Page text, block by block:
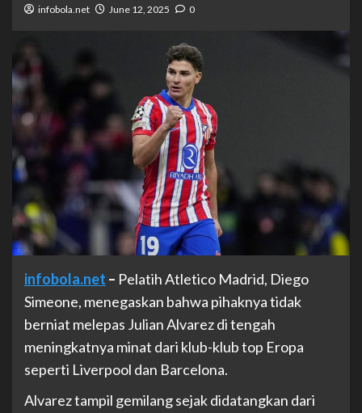
infobola.net June 12, 2025 0
infobola.net – Pelatih Atletico Madrid, Diego
Simeone, menegaskan bahwa pihaknya tidak
berniat melepas Julian Alvarez di tengah
meningkatnya minat dari klub-klub top Eropa
seperti Liverpool dan Barcelona.
Alvarez tampil gemilang sejak didatangkan dari